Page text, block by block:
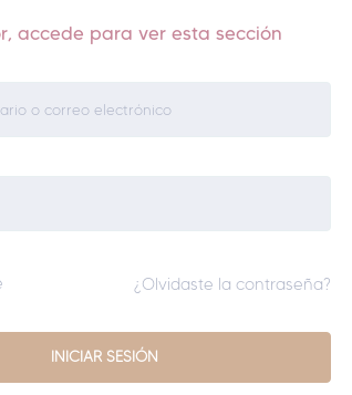
accede para ver esta sección
¿Olvidaste la contraseña?